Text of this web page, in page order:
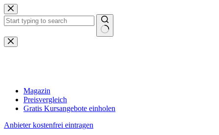
Zum
Inhalt
springen
Keine
Ergebnisse
Magazin
Preisvergleich
Gratis Kursangebote einholen
Anbieter kostenfrei eintragen